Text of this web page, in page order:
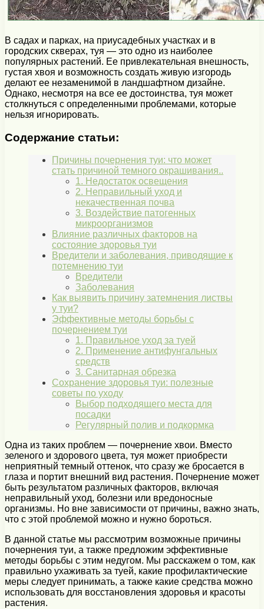
В садах и парках, на приусадебных участках и в
городских скверах, туя — это одно из наиболее
популярных растений. Ее привлекательная внешность,
густая хвоя и возможность создать живую изгородь
делают ее незаменимой в ландшафтном дизайне.
Однако, несмотря на все ее достоинства, туя может
столкнуться с определенными проблемами, которые
нельзя игнорировать.
Содержание статьи:
Причины почернения туи: что может
стать причиной темного окрашивания..
1. Недостаток освещения
2. Неправильный уход и
некачественная почва
3. Воздействие патогенных
микроорганизмов
Влияние различных факторов на
состояние здоровья туи
Вредители и заболевания, приводящие к
потемнению туи
Вредители
Заболевания
Как выявить причину затемнения листвы
у туи?
Эффективные методы борьбы с
почернением туи
1. Правильное уход за туей
2. Применение антифунгальных
средств
3. Санитарная обрезка
Сохранение здоровья туи: полезные
советы по уходу
Выбор подходящего места для
посадки
Регулярный полив и подкормка
Одна из таких проблем — почернение хвои. Вместо
зеленого и здорового цвета, туя может приобрести
неприятный темный оттенок, что сразу же бросается в
глаза и портит внешний вид растения. Почернение может
быть результатом различных факторов, включая
неправильный уход, болезни или вредоносные
организмы. Но вне зависимости от причины, важно знать,
что с этой проблемой можно и нужно бороться.
В данной статье мы рассмотрим возможные причины
почернения туи, а также предложим эффективные
методы борьбы с этим недугом. Мы расскажем о том, как
правильно ухаживать за туей, какие профилактические
меры следует принимать, а также какие средства можно
использовать для восстановления здоровья и красоты
растения.